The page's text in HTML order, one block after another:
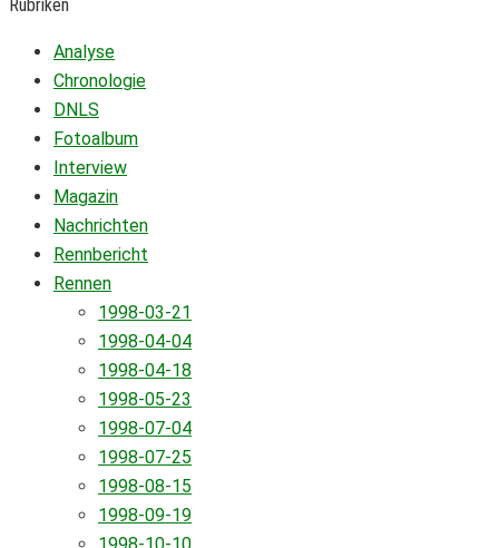
Rubriken
Analyse
Chronologie
DNLS
Fotoalbum
Interview
Magazin
Nachrichten
Rennbericht
Rennen
1998-03-21
1998-04-04
1998-04-18
1998-05-23
1998-07-04
1998-07-25
1998-08-15
1998-09-19